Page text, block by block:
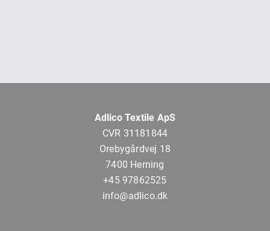
Adlico Textile ApS
CVR 31181844
Orebygårdvej 18
7400 Herning
+45 97862525
info@adlico.dk